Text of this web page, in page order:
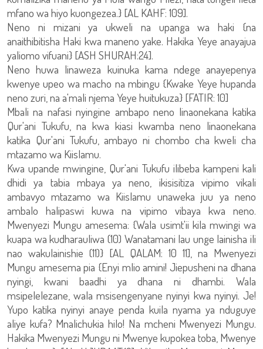
mfano wa hiyo kuongezea.} [AL KAHF: 109].
Neno ni mizani ya ukweli na upanga wa haki {na
anaithibitisha Haki kwa maneno yake. Hakika Yeye anayajua
yaliomo vifuani} [ASH SHURAH:24].
Neno huwa linaweza kuinuka kama ndege anayepenya
kwenye upeo wa macho na mbingu {Kwake Yeye hupanda
neno zuri, na a'mali njema Yeye huitukuza} [FATIR: 10]
Mbali na nafasi nyingine ambapo neno linaonekana katika
Qur'ani Tukufu, na kwa kiasi kwamba neno linaonekana
katika Qur'ani Tukufu, ambayo ni chombo cha kweli cha
mtazamo wa Kiislamu.
Kwa upande mwingine, Qur'ani Tukufu ilibeba kampeni kali
dhidi ya tabia mbaya ya neno, ikisisitiza vipimo vikali
ambavyo mtazamo wa Kiislamu unaweka juu ya neno
ambalo halipaswi kuwa na vipimo vibaya kwa neno.
Mwenyezi Mungu amesema: {Wala usimt'ii kila mwingi wa
kuapa wa kudharauliwa (10) Wanatamani lau unge lainisha ili
nao wakulainishie (11)} [AL QALAM: 10 11], na Mwenyezi
Mungu amesema pia {Enyi mlio amini! Jiepusheni na dhana
nyingi, kwani baadhi ya dhana ni dhambi. Wala
msipelelezane, wala msisengenyane nyinyi kwa nyinyi. Je!
Yupo katika nyinyi anaye penda kuila nyama ya nduguye
aliye kufa? Mnalichukia hilo! Na mcheni Mwenyezi Mungu.
Hakika Mwenyezi Mungu ni Mwenye kupokea toba, Mwenye